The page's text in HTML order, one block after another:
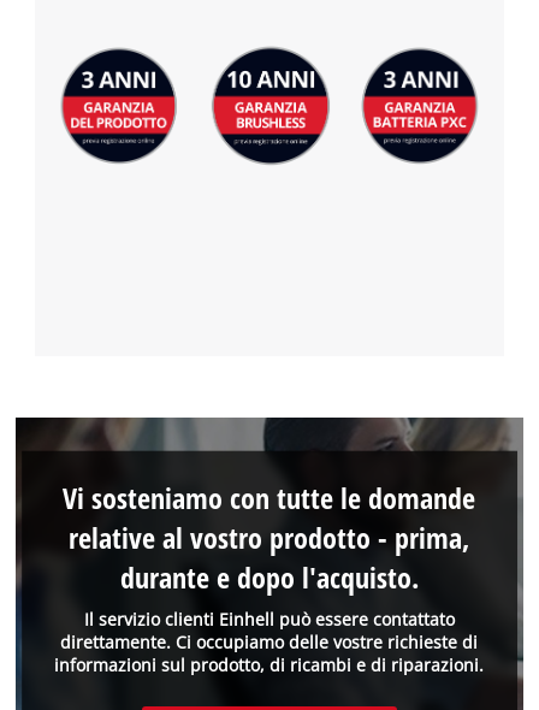
Il servizio clienti Einhell può essere contattato
direttamente. Ci occupiamo delle vostre richieste di
informazioni sul prodotto, di ricambi e di riparazioni.
Vi sosteniamo con tutte le domande
relative al vostro prodotto - prima,
durante e dopo l'acquisto.